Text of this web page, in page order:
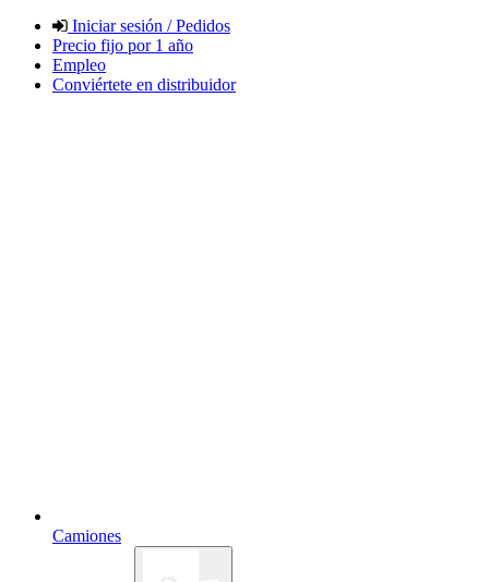
Iniciar sesión / Pedidos
Precio fijo por 1 año
Empleo
Conviértete en distribuidor
Camiones